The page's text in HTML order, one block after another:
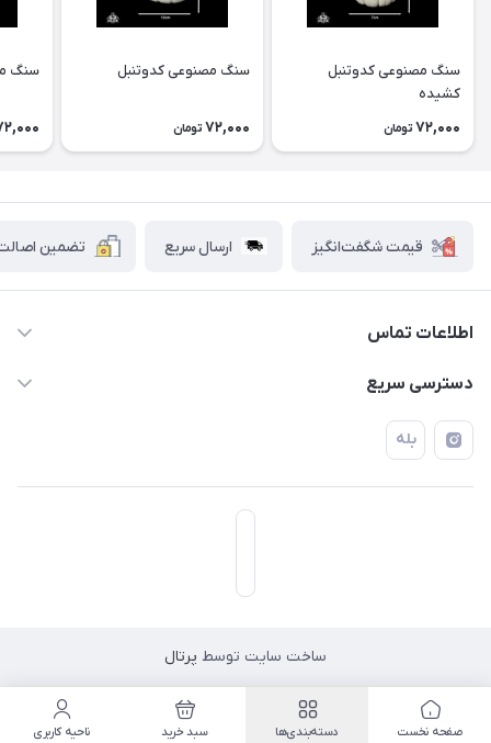
سنگ مصنوعی کدوتنبل
کشیده
72,000 تومان
سنگ مصنوعی کدوتنبل
72,000 تومان
سنگ
قیمت شگفت‌انگیز ارسال سریع تضمین اصالت
اطلاعات تماس
۰۲۱۷۷۰۶۰۰۲۸ ـ ۰۹۱۹۰۰۲۸۲۴۷
فروشگاه آبتین
مسیریابی در اپلیکیشن نشان
دسترسی سریع
حساب کاربری
بله
ساخت سایت توسط پرتال
صفحه نخست دسته‌بندی‌ها سبد خرید ناحیه کاربری